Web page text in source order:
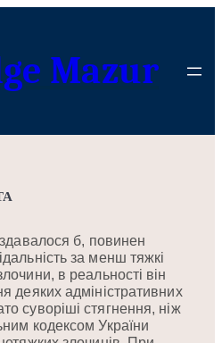
Mazur
б, повинен
за менш тяжкі
в реальності він
деяких адміністративних
суворіші стягнення, ніж
кодексом України